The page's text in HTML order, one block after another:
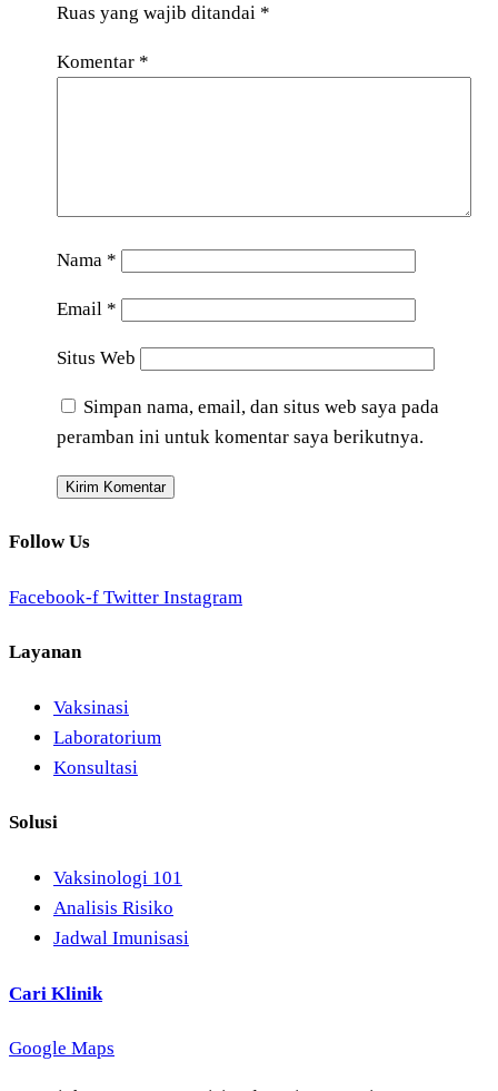
Ruas yang wajib ditandai *
Komentar *
Nama *
Email *
Situs Web
Simpan nama, email, dan situs web saya pada
peramban ini untuk komentar saya berikutnya.
Follow Us
Facebook-f Twitter Instagram
Layanan
Vaksinasi
Laboratorium
Konsultasi
Solusi
Vaksinologi 101
Analisis Risiko
Jadwal Imunisasi
Cari Klinik
Google Maps